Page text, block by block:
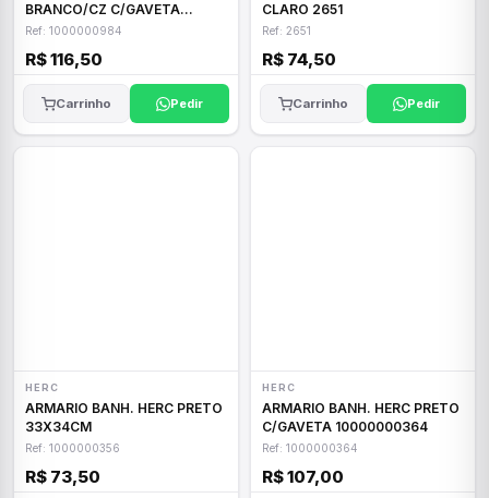
BRANCO/CZ C/GAVETA
10000000365
Ref: 1000000984
R$ 116,50
Carrinho Pedir
CLARO 2651
Ref: 2651
R$ 74,50
Carrinho Pedir
HERC
ARMARIO BANH. HERC PRETO
33X34CM
Ref: 1000000356
R$ 73,50
HERC
ARMARIO BANH. HERC PRETO
C/GAVETA 10000000364
Ref: 1000000364
R$ 107,00